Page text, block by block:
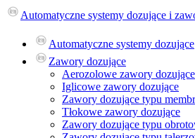
Automatyczne systemy dozujące i
Automatyczne systemy dozujące
Zawory dozujące
Aerozolowe zawory dozujące
Iglicowe zawory dozujące
Zawory dozujące typu
Tłokowe zawory dozujące
Zawory dozujące typu